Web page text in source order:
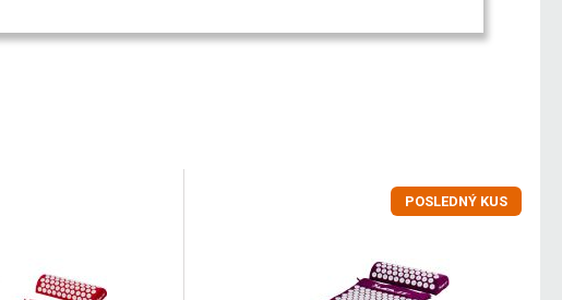
POSLEDNÝ KUS